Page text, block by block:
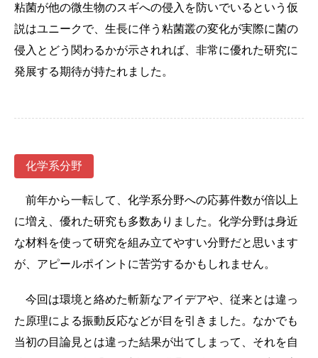
粘菌が他の微生物のスギへの侵入を防いでいるという仮
説はユニークで、生長に伴う粘菌叢の変化が実際に菌の
侵入とどう関わるかが示されれば、非常に優れた研究に
発展する期待が持たれました。
化学系分野
前年から一転して、化学系分野への応募件数が倍以上
に増え、優れた研究も多数ありました。化学分野は身近
な材料を使って研究を組み立てやすい分野だと思います
が、アピールポイントに苦労するかもしれません。
今回は環境と絡めた斬新なアイデアや、従来とは違っ
た原理による振動反応などが目を引きました。なかでも
当初の目論見とは違った結果が出てしまって、それを自